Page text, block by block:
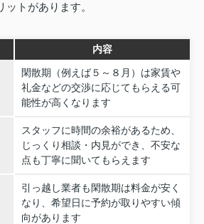
トがあります。
内容
閑散期（例えば５～８月）は家賃や
礼金などの交渉に応じてもらえる可
能性が高くなります
スタッフに時間の余裕があるため、
じっくり相談・内見ができ、不安な
点も丁寧に聞いてもらえます
引っ越し業者も閑散期は料金が安く
なり、希望日に予約が取りやすい傾
向があります